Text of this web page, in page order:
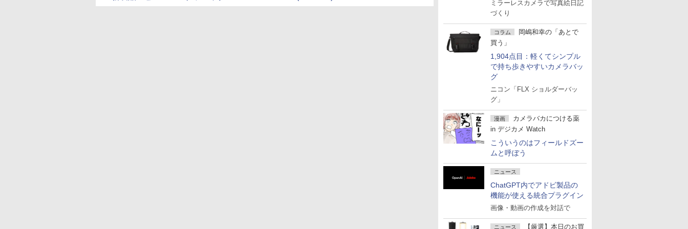
ミラーレスカメラで写真絵日記
づくり
コラム
岡嶋和幸の「あとで
買う」
1,904点目：軽くてシンプル
で持ち歩きやすいカメラバッ
グ
ニコン「FLX ショルダーバッ
グ」
漫画
カメラバカにつける薬
in デジカメ Watch
こういうのはフィールドズー
ムと呼ぼう
ニュース
ChatGPT内でアドビ製品の
機能が使える統合プラグイン
画像・動画の作成を対話で
ニュース 【厳選】本日のお買